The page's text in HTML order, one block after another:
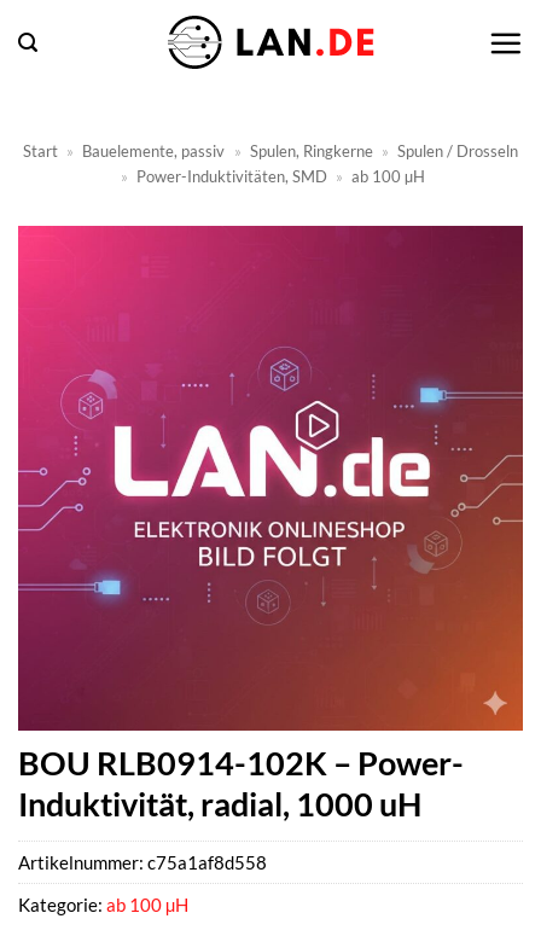
Inhalt
Start » Bauelemente, passiv » Spulen, Ringkerne » Spulen / Drosseln
» Power-Induktivitäten, SMD » ab 100 µH
BOU RLB0914-102K – Power-
Induktivität, radial, 1000 uH
Artikelnummer: c75a1af8d558
Kategorie: ab 100 µH